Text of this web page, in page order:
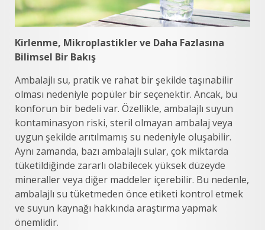
Kirlenme, Mikroplastikler ve Daha Fazlasına
Bilimsel Bir Bakış
Ambalajlı su, pratik ve rahat bir şekilde taşınabilir
olması nedeniyle popüler bir seçenektir. Ancak, bu
konforun bir bedeli var. Özellikle, ambalajlı suyun
kontaminasyon riski, steril olmayan ambalaj veya
uygun şekilde arıtılmamış su nedeniyle oluşabilir.
Aynı zamanda, bazı ambalajlı sular, çok miktarda
tüketildiğinde zararlı olabilecek yüksek düzeyde
mineraller veya diğer maddeler içerebilir. Bu nedenle,
ambalajlı su tüketmeden önce etiketi kontrol etmek
ve suyun kaynağı hakkında araştırma yapmak
önemlidir.